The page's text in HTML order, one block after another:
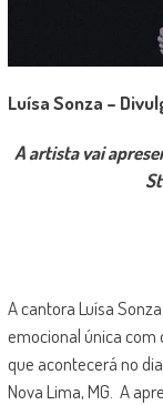
Luísa Sonza –
A artista vai
A cantora Luísa
emocional única com
que acontecerá no
Nova Lima, MG. A